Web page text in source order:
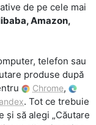
de pe cele mai
Amazon,
telefon sau
produse după
Chrome,
. Tot ce trebuie
și să alegi „Căutare